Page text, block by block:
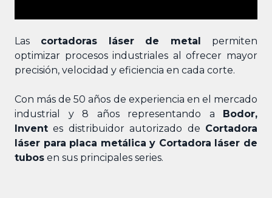
Las cortadoras láser de metal
permiten
optimizar procesos industriales al ofrecer mayor
precisión, velocidad y eficiencia en cada corte.
Con más de 50 años de experiencia en el mercado
industrial y 8 años representando a
Bodor,
Invent es distribuidor autorizado de Cortadora
láser para placa metálica y Cortadora láser de
tubos en sus principales series.